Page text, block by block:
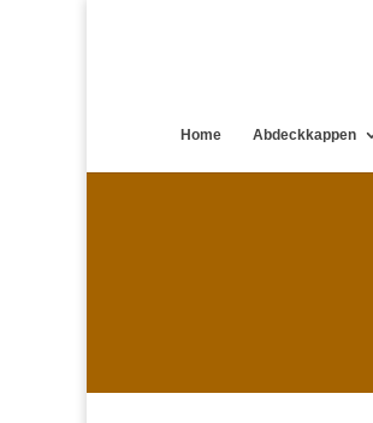
Home Abdeckkappen